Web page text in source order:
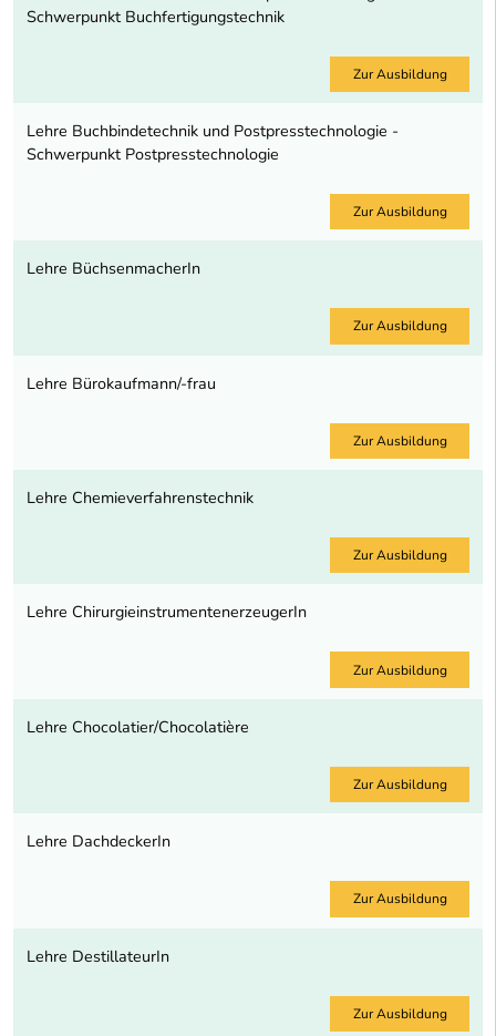
Schwerpunkt Buchfertigungstechnik
Zur Ausbildung
Lehre Buchbindetechnik und Postpresstechnologie -
Schwerpunkt Postpresstechnologie
Zur Ausbildung
Lehre BüchsenmacherIn
Zur Ausbildung
Lehre Bürokaufmann/-frau
Zur Ausbildung
Lehre Chemieverfahrenstechnik
Zur Ausbildung
Lehre ChirurgieinstrumentenerzeugerIn
Zur Ausbildung
Lehre Chocolatier/Chocolatière
Zur Ausbildung
Lehre DachdeckerIn
Zur Ausbildung
Lehre DestillateurIn
Zur Ausbildung